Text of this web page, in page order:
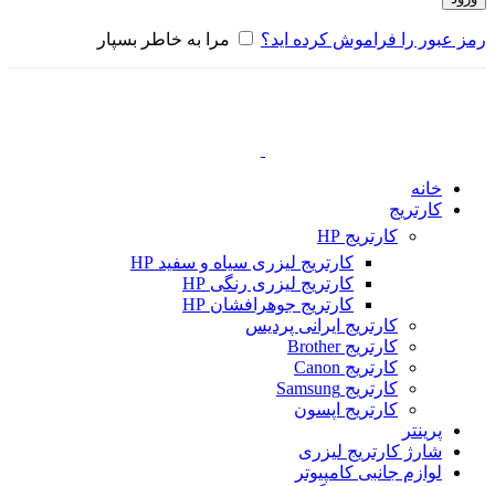
رمز عبور را فراموش کرده اید؟ مرا به خاطر بسپار
خانه
کارتریج
کارتریج HP
کارتریج لیزری سیاه و سفید HP
کارتریج لیزری رنگی HP
کارتریج جوهرافشان HP
کارتریج ایرانی پردیس
کارتریج Brother
کارتریج Canon
کارتریج Samsung
کارتریج اپسون
پرینتر
شارژ کارتریج لیزری
لوازم جانبی کامپیوتر